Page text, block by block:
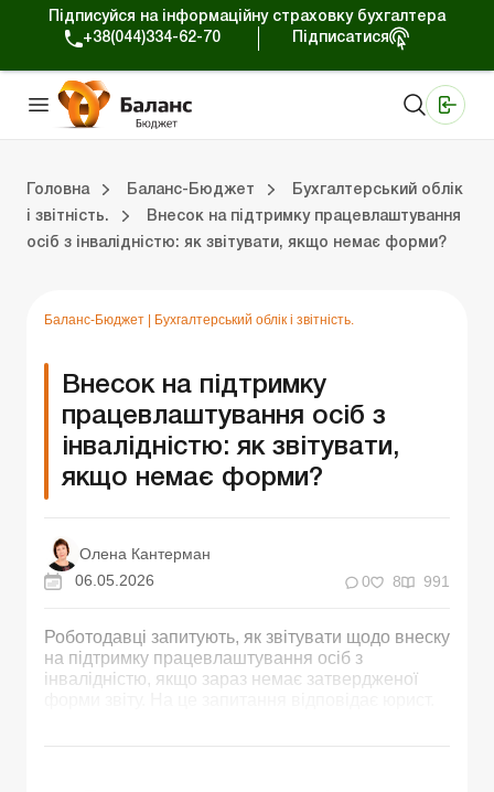
Підписуйся на інформаційну страховку бухгалтера
+38(044)334-62-70
Підписатися
Головна Баланс-Бюджет
Бухгалтерський облік
і звітність.
Внесок на підтримку працевлаштування
осіб з інвалідністю: як звітувати, якщо немає форми?
Баланс-Бюджет Бухгалтерський облік і звітність.
Внесок на підтримку
працевлаштування осіб з
інвалідністю: як звітувати,
якщо немає форми?
Олена Кантерман
06.05.2026
0 8 991
Роботодавці запитують, як звітувати щодо внеску
на підтримку працевлаштування осіб з
інвалідністю, якщо зараз немає затвердженої